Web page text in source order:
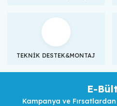
TEKNİK DESTEK&MONTAJ
E-
Kampanya ve